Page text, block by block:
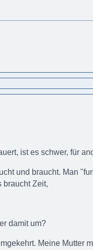
ist es schwer, für
und braucht. Man
braucht Zeit,
damit um?
Meine Mutter